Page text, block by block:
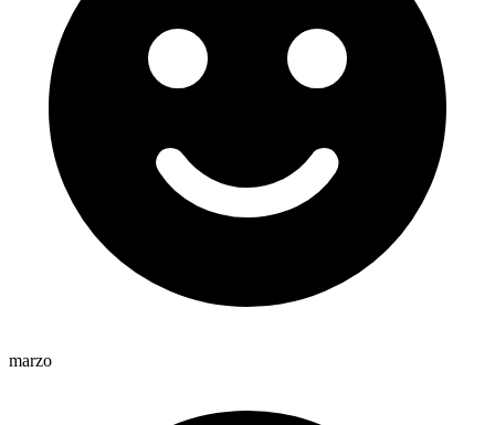
marzo